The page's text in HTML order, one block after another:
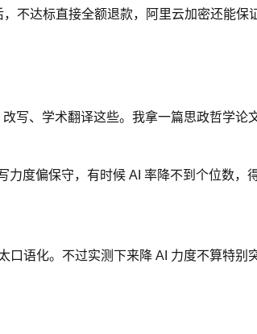
不达标直接全额退款，阿里云加密还能
写、学术翻译这些。我拿一篇思政哲学
度偏保守，有时候 AI 率降不到个位数，
语化。不过实测下来降 AI 力度不算特